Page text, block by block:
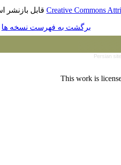
قابل بازنشر است.
فهرست نسخه ها